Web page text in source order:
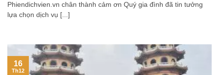
Phiendichvien.vn chân thành cảm ơn Quý gia đình đã tin tưởng
lựa chọn dịch vụ [...]
16
Th12